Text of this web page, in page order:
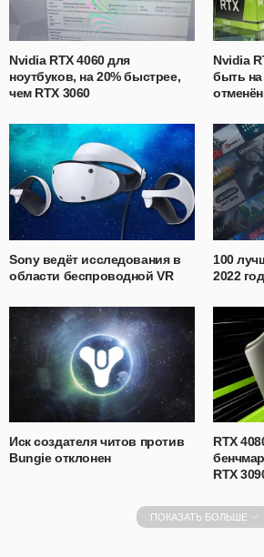
Nvidia RTX 4060 для
ноутбуков, на 20% быстрее,
чем RTX 3060
Nvidia
быть
Sony ведёт исследования в
области беспроводной VR
100
2022 год
Иск создателя читов против
Bungie отклонен
RTX
RTX
ПОКАЗАТЬ БОЛЬШЕ